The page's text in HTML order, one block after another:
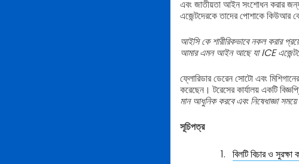
এবং জাতীয়তা আইন সংশোধন করার
এজেন্টদেরকে তাদের পোশাকে কিউআর
আইসি কে শারীরিকভাবে নকল করার
আমার এমন আইন আছে যা ICE
ফ্লোরিডার ডেরেন সোটো এবং
করেছেন। টরেসের কার্যালয় একটি
মান আধুনিক করবে এবং নিষেধাজ্ঞা
সূচিপত্র
বিলটি বিচার ও